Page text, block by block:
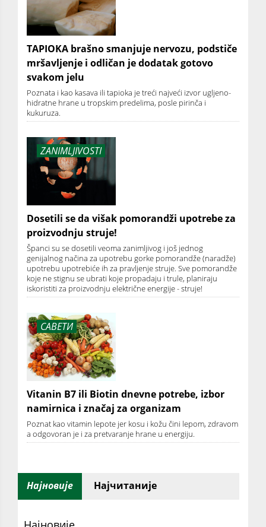
TAPIOKA brašno smanjuje nervozu, podstiče
mršavljenje i odličan je dodatak gotovo
svakom jelu
Poznata i kao kasava ili tapioka je treći najveći izvor ugljeno-
hidratne hrane u tropskim predelima, posle pirinča i
kukuruza.
ZANIMLJIVOSTI
Dosetili se da višak pomorandži upotrebe za
proizvodnju struje!
Španci su se dosetili veoma zanimljivog i još jednog
genijalnog načina za upotrebu gorke pomorandže (naradže)
upotrebu upotrebiće ih za pravljenje struje. Sve pomorandže
koje ne stignu se ubrati koje propadaju i trule, planiraju
iskoristiti za proizvodnju električne energije - struje!
САВЕТИ
Vitanin B7 ili Biotin dnevne potrebe, izbor
namirnica i značaj za organizam
Poznat kao vitamin lepote jer kosu i kožu čini lepom, zdravom
a odgovoran je i za pretvaranje hrane u energiju.
Најновије Најчитаније